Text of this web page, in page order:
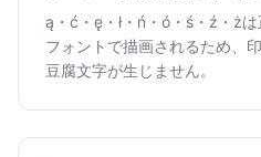
ą・ć・ę・ł・ń・ó・ś・ź・ż
フォントで描画されるため、
豆腐文字が生じません。